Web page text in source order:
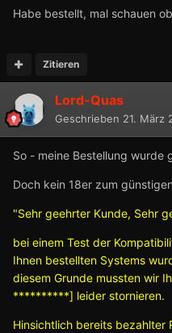
Habe bestellt, mal schauen
Zitieren
Lord-Quas
Geschrieben 21. März
So - meine Bestellung wurde
Doch kein 18er zum
"Sehr geehrter Kunde, Sehr
bei einem Test der
Ihnen bestellten Systems
diesem Grunde mussten wir
**********] leider stornieren.
Hinsichtlich bereits bezahlter